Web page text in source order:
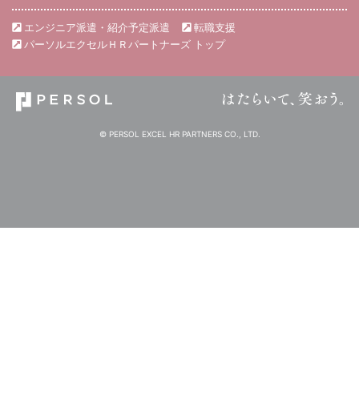
エンジニア派遣・紹介予定派遣
転職支援
パーソルエクセルＨＲパートナーズ トップ
© PERSOL EXCEL HR PARTNERS CO., LTD.